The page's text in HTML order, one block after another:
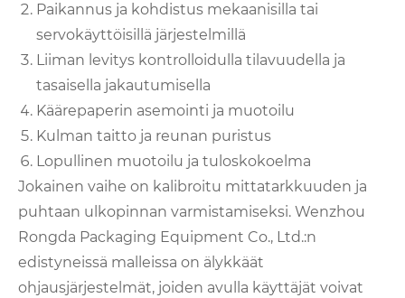
Paikannus ja kohdistus mekaanisilla tai
servokäyttöisillä järjestelmillä
Liiman levitys kontrolloidulla tilavuudella ja
tasaisella jakautumisella
Käärepaperin asemointi ja muotoilu
Kulman taitto ja reunan puristus
Lopullinen muotoilu ja tuloskokoelma
Jokainen vaihe on kalibroitu mittatarkkuuden ja
puhtaan ulkopinnan varmistamiseksi. Wenzhou
Rongda Packaging Equipment Co., Ltd.:n
edistyneissä malleissa on älykkäät
ohjausjärjestelmät, joiden avulla käyttäjät voivat